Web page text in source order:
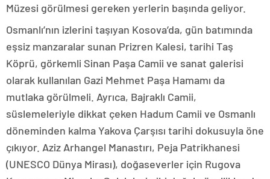
Müzesi görülmesi gereken yerlerin başında geliyor.
Osmanlı’nın izlerini taşıyan Kosova’da, gün batımında
eşsiz manzaralar sunan Prizren Kalesi, tarihi Taş
Köprü, görkemli Sinan Paşa Camii ve sanat galerisi
olarak kullanılan Gazi Mehmet Paşa Hamamı da
mutlaka görülmeli. Ayrıca, Bajraklı Camii,
süslemeleriyle dikkat çeken Hadum Camii ve Osmanlı
döneminden kalma Yakova Çarşısı tarihi dokusuyla öne
çıkıyor. Aziz Arhangel Manastırı, Peja Patrikhanesi
(UNESCO Dünya Mirası), doğaseverler için Rugova